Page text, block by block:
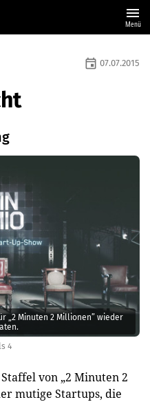
menu
Menü
4
„2 Minuten 2 Millionen” wieder
event 07.07.2015
von „2 Minuten 2
mutige Startups, die